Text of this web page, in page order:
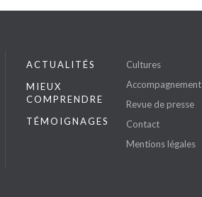
ACTUALITÉS
MIEUX
COMPRENDRE
TÉMOIGNAGES
Cultures
Accompagnement
Revue de presse
Contact
Mentions légales